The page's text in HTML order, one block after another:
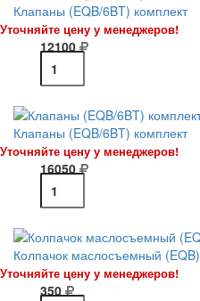
Клапаны (EQB/6BT) комплект
Уточняйте цену у менеджеров!
12100
Клапаны (EQB/6BT) комплект
Уточняйте цену у менеджеров!
16050
Колпачок маслосъемный (EQB)
Уточняйте цену у менеджеров!
350